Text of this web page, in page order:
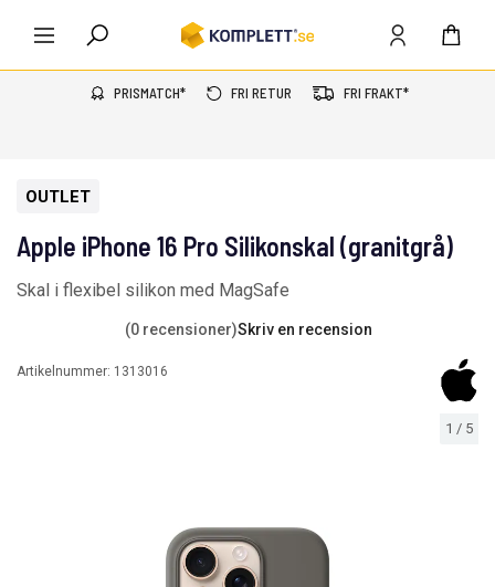
PRISMATCH* FRI RETUR FRI FRAKT*
1 / 5
OUTLET
Apple iPhone 16 Pro Silikonskal (granitgrå)
Skal i flexibel silikon med MagSafe
(0 recensioner)Skriv en recension
Artikelnummer: 1313016